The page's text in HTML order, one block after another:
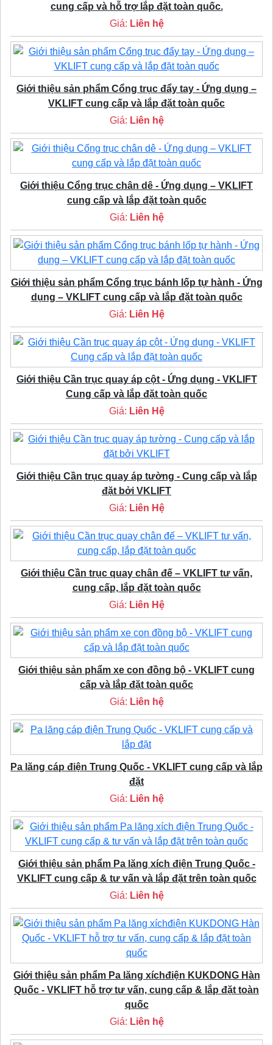
cung cấp và hỗ trợ lắp đặt toàn quốc.
Giá: Liên hệ
Giới thiệu sản phẩm Cổng trục đẩy tay - Ứng dụng –
VKLIFT cung cấp và lắp đặt toàn quốc
Giá: Liên hệ
Giới thiệu Cổng trục chân dê - Ứng dụng – VKLIFT
cung cấp và lắp đặt toàn quốc
Giá: Liên hệ
Giới thiệu sản phẩm Cổng trục bánh lốp tự hành - Ứng
dụng – VKLIFT cung cấp và lắp đặt toàn quốc
Giá: Liên Hệ
Giới thiệu Cần trục quay áp cột - Ứng dụng - VKLIFT
Cung cấp và lắp đặt toàn quốc
Giá: Liên Hệ
Giới thiệu Cần trục quay áp tường - Cung cấp và lắp
đặt bởi VKLIFT
Giá: Liên Hệ
Giới thiệu Cần trục quay chân đế – VKLIFT tư vấn,
cung cấp, lắp đặt toàn quốc
Giá: Liên Hệ
Giới thiệu sản phẩm xe con đồng bộ - VKLIFT cung
cấp và lắp đặt toàn quốc
Giá: Liên hệ
Pa lăng cáp điện Trung Quốc - VKLIFT cung cấp và lắp
đặt
Giá: Liên hệ
Giới thiệu sản phẩm Pa lăng xích điện Trung Quốc -
VKLIFT cung cấp & tư vấn và lắp đặt trên toàn quốc
Giá: Liên hệ
Giới thiệu sản phẩm Pa lăng xíchđiện KUKDONG Hàn
Quốc - VKLIFT hỗ trợ tư vấn, cung cấp & lắp đặt toàn
quốc
Giá: Liên hệ